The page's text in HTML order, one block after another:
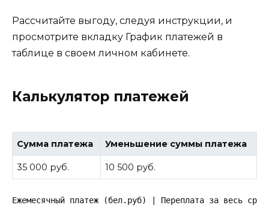
Рассчитайте выгоду, следуя инструкции, и
просмотрите вкладку График платежей в
таблице в своем личном кабинете.
Калькулятор платежей
Сумма платежа Уменьшение суммы платежа
35 000 руб. 10 500 руб.
Ежемесячный платеж (бел.руб) | Переплата за весь